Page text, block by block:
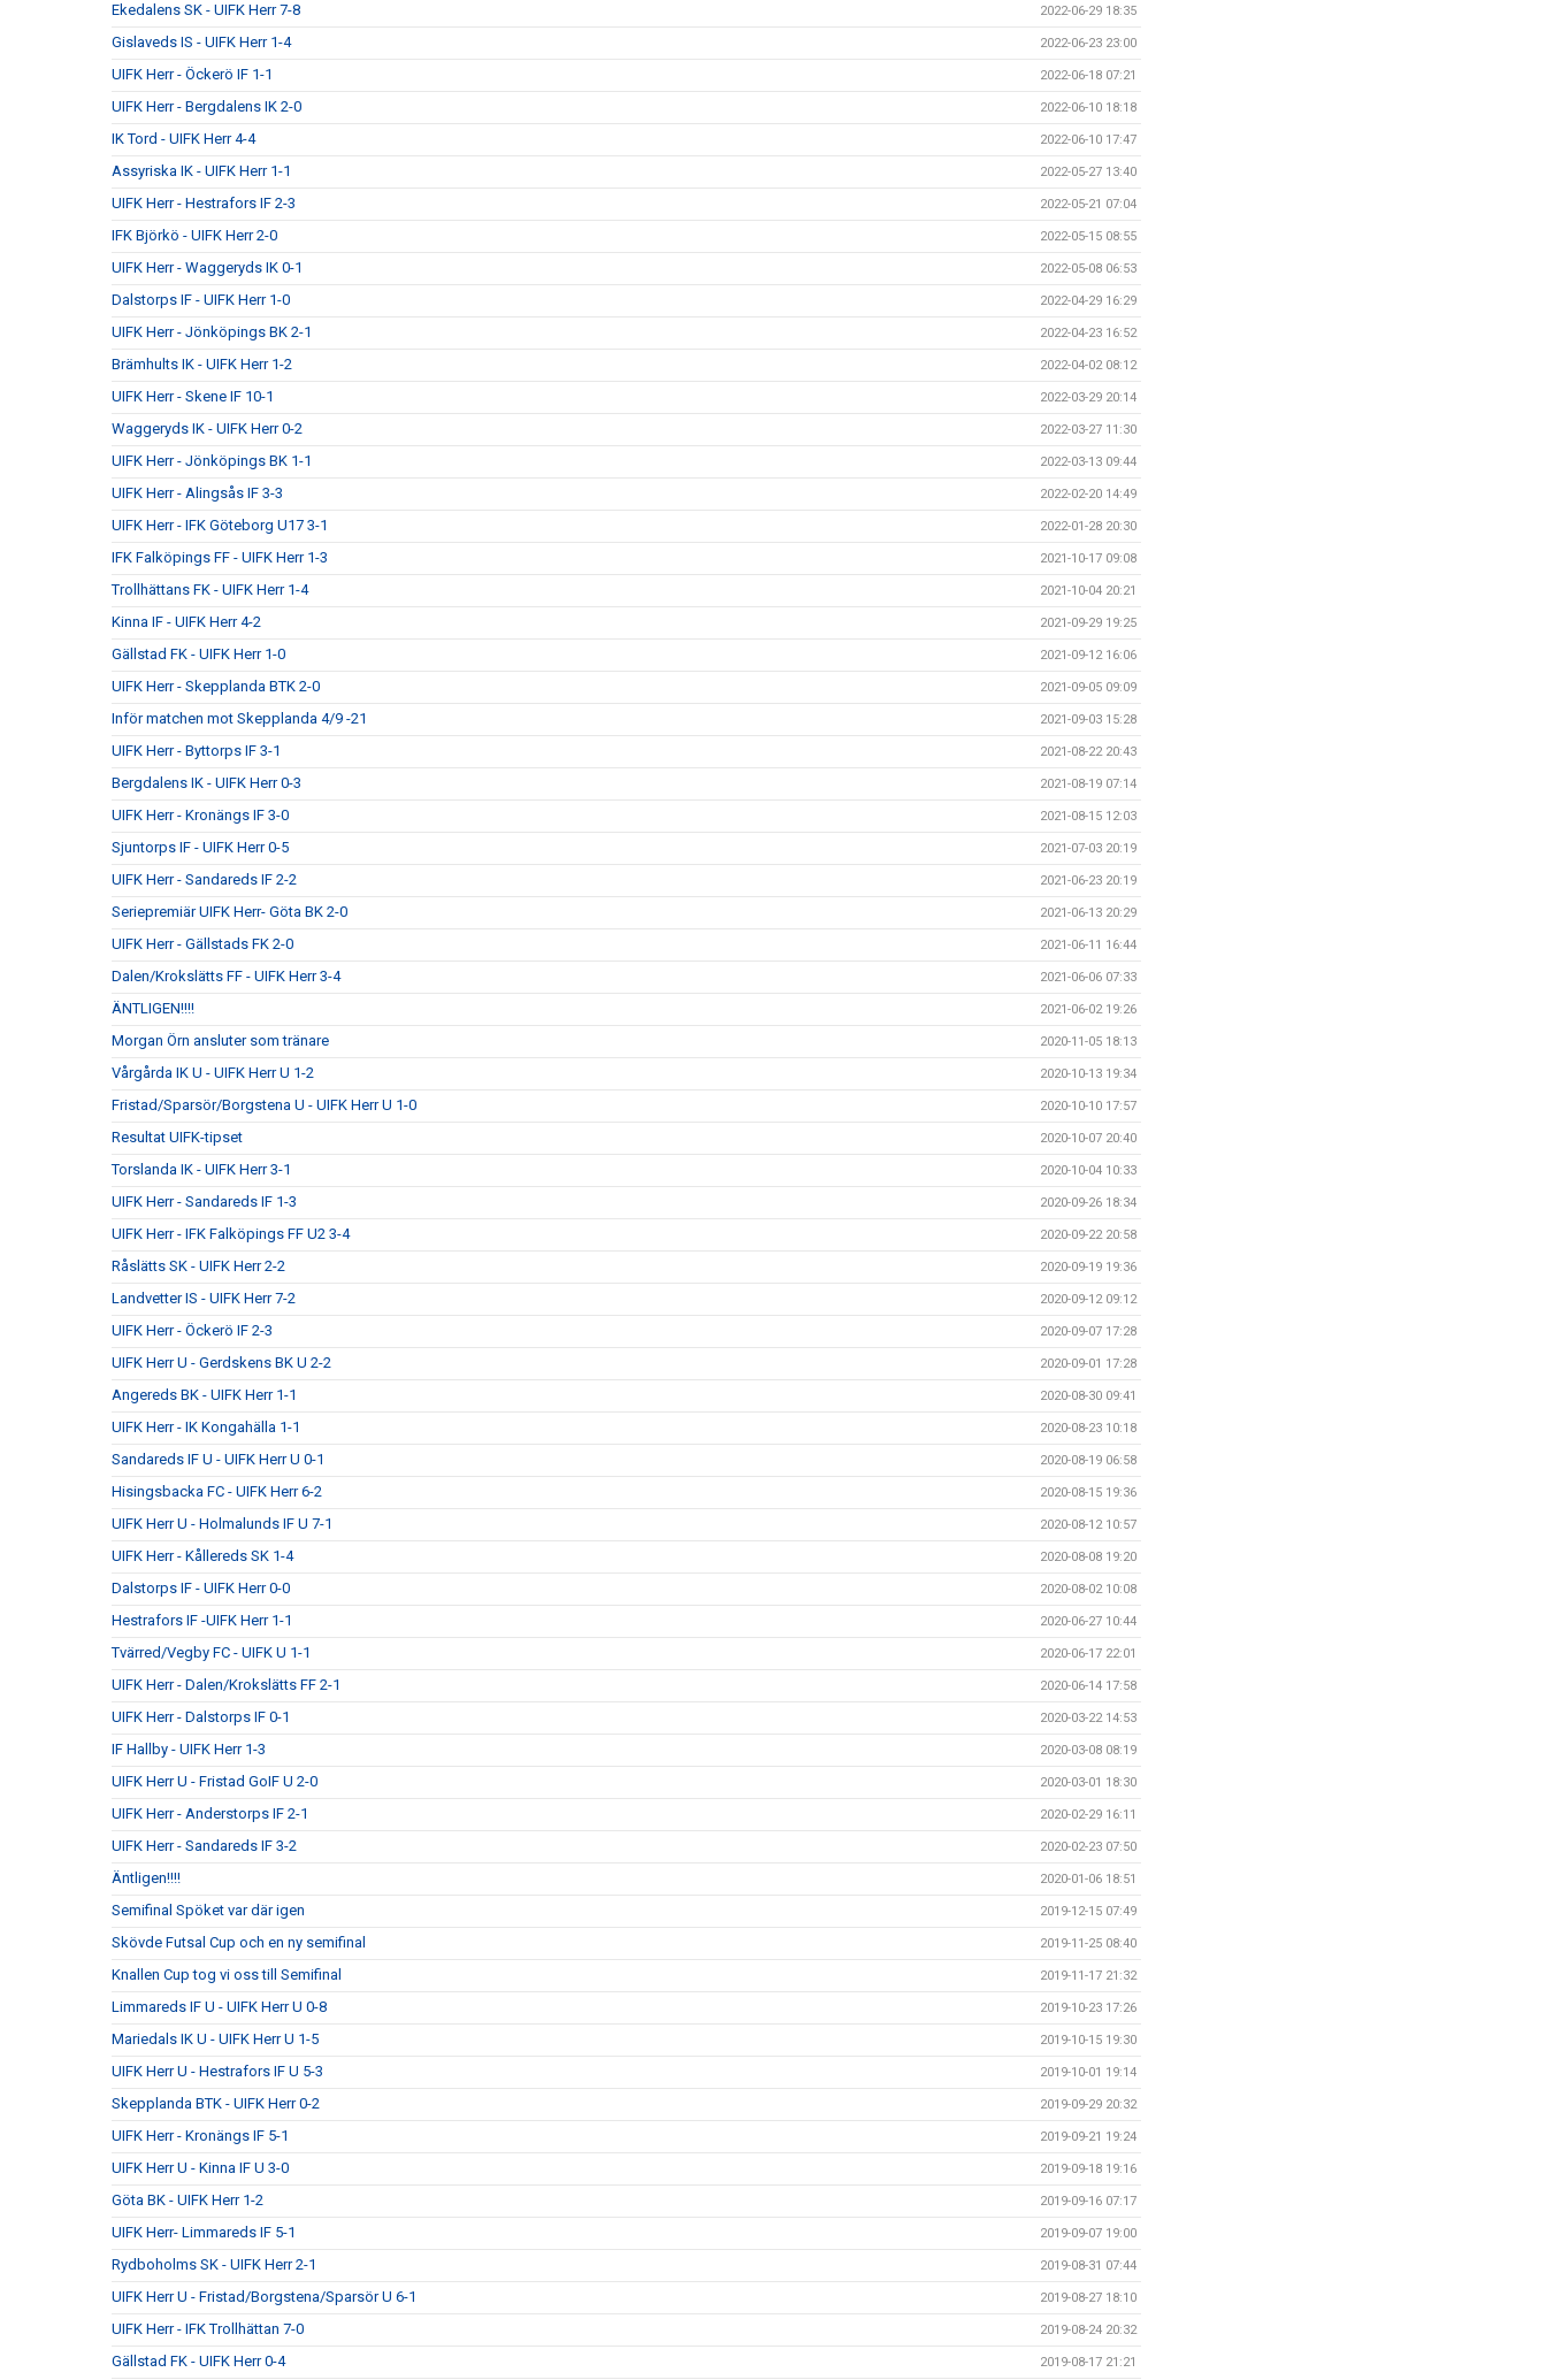
Ekedalens SK - UIFK Herr 7-8 2022-06-29 18:35
Gislaveds IS - UIFK Herr 1-4 2022-06-23 23:00
UIFK Herr - Öckerö IF 1-1 2022-06-18 07:21
UIFK Herr - Bergdalens IK 2-0 2022-06-10 18:18
IK Tord - UIFK Herr 4-4 2022-06-10 17:47
Assyriska IK - UIFK Herr 1-1 2022-05-27 13:40
UIFK Herr - Hestrafors IF 2-3 2022-05-21 07:04
IFK Björkö - UIFK Herr 2-0 2022-05-15 08:55
UIFK Herr - Waggeryds IK 0-1 2022-05-08 06:53
Dalstorps IF - UIFK Herr 1-0 2022-04-29 16:29
UIFK Herr - Jönköpings BK 2-1 2022-04-23 16:52
Brämhults IK - UIFK Herr 1-2 2022-04-02 08:12
UIFK Herr - Skene IF 10-1 2022-03-29 20:14
Waggeryds IK - UIFK Herr 0-2 2022-03-27 11:30
UIFK Herr - Jönköpings BK 1-1 2022-03-13 09:44
UIFK Herr - Alingsås IF 3-3 2022-02-20 14:49
UIFK Herr - IFK Göteborg U17 3-1 2022-01-28 20:30
IFK Falköpings FF - UIFK Herr 1-3 2021-10-17 09:08
Trollhättans FK - UIFK Herr 1-4 2021-10-04 20:21
Kinna IF - UIFK Herr 4-2 2021-09-29 19:25
Gällstad FK - UIFK Herr 1-0 2021-09-12 16:06
UIFK Herr - Skepplanda BTK 2-0 2021-09-05 09:09
Inför matchen mot Skepplanda 4/9 -21 2021-09-03 15:28
UIFK Herr - Byttorps IF 3-1 2021-08-22 20:43
Bergdalens IK - UIFK Herr 0-3 2021-08-19 07:14
UIFK Herr - Kronängs IF 3-0 2021-08-15 12:03
Sjuntorps IF - UIFK Herr 0-5 2021-07-03 20:19
UIFK Herr - Sandareds IF 2-2 2021-06-23 20:19
Seriepremiär UIFK Herr- Göta BK 2-0 2021-06-13 20:29
UIFK Herr - Gällstads FK 2-0 2021-06-11 16:44
Dalen/Krokslätts FF - UIFK Herr 3-4 2021-06-06 07:33
ÄNTLIGEN!!!! 2021-06-02 19:26
Morgan Örn ansluter som tränare 2020-11-05 18:13
Vårgårda IK U - UIFK Herr U 1-2 2020-10-13 19:34
Fristad/Sparsör/Borgstena U - UIFK Herr U 1-0 2020-10-10 17:57
Resultat UIFK-tipset 2020-10-07 20:40
Torslanda IK - UIFK Herr 3-1 2020-10-04 10:33
UIFK Herr - Sandareds IF 1-3 2020-09-26 18:34
UIFK Herr - IFK Falköpings FF U2 3-4 2020-09-22 20:58
Råslätts SK - UIFK Herr 2-2 2020-09-19 19:36
Landvetter IS - UIFK Herr 7-2 2020-09-12 09:12
UIFK Herr - Öckerö IF 2-3 2020-09-07 17:28
UIFK Herr U - Gerdskens BK U 2-2 2020-09-01 17:28
Angereds BK - UIFK Herr 1-1 2020-08-30 09:41
UIFK Herr - IK Kongahälla 1-1 2020-08-23 10:18
Sandareds IF U - UIFK Herr U 0-1 2020-08-19 06:58
Hisingsbacka FC - UIFK Herr 6-2 2020-08-15 19:36
UIFK Herr U - Holmalunds IF U 7-1 2020-08-12 10:57
UIFK Herr - Kållereds SK 1-4 2020-08-08 19:20
Dalstorps IF - UIFK Herr 0-0 2020-08-02 10:08
Hestrafors IF -UIFK Herr 1-1 2020-06-27 10:44
Tvärred/Vegby FC - UIFK U 1-1 2020-06-17 22:01
UIFK Herr - Dalen/Krokslätts FF 2-1 2020-06-14 17:58
UIFK Herr - Dalstorps IF 0-1 2020-03-22 14:53
IF Hallby - UIFK Herr 1-3 2020-03-08 08:19
UIFK Herr U - Fristad GoIF U 2-0 2020-03-01 18:30
UIFK Herr - Anderstorps IF 2-1 2020-02-29 16:11
UIFK Herr - Sandareds IF 3-2 2020-02-23 07:50
Äntligen!!!! 2020-01-06 18:51
Semifinal Spöket var där igen 2019-12-15 07:49
Skövde Futsal Cup och en ny semifinal 2019-11-25 08:40
Knallen Cup tog vi oss till Semifinal 2019-11-17 21:32
Limmareds IF U - UIFK Herr U 0-8 2019-10-23 17:26
Mariedals IK U - UIFK Herr U 1-5 2019-10-15 19:30
UIFK Herr U - Hestrafors IF U 5-3 2019-10-01 19:14
Skepplanda BTK - UIFK Herr 0-2 2019-09-29 20:32
UIFK Herr - Kronängs IF 5-1 2019-09-21 19:24
UIFK Herr U - Kinna IF U 3-0 2019-09-18 19:16
Göta BK - UIFK Herr 1-2 2019-09-16 07:17
UIFK Herr- Limmareds IF 5-1 2019-09-07 19:00
Rydboholms SK - UIFK Herr 2-1 2019-08-31 07:44
UIFK Herr U - Fristad/Borgstena/Sparsör U 6-1 2019-08-27 18:10
UIFK Herr - IFK Trollhättan 7-0 2019-08-24 20:32
Gällstad FK - UIFK Herr 0-4 2019-08-17 21:21